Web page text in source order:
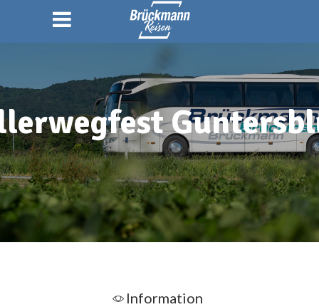
Information